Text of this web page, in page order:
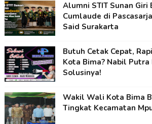
Alumni STIT Sunan Giri
Cumlaude di
Said Surakarta
Butuh Cetak Cepat,
Kota Bima? Nabil
Solusinya!
Wakil Wali Kota Bima
Tingkat Kecamatan